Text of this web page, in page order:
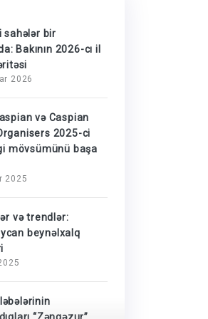
sahələr bir
Bakının 2026-cı il
2026
və Caspian
2025-ci
mövsümünü başa
2025
və trendlər:
beynəlxalq